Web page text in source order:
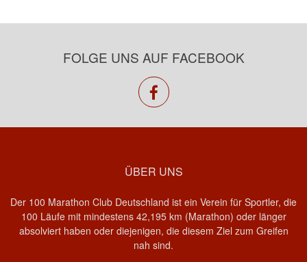
FOLGE UNS AUF FACEBOOK
facebook
ÜBER UNS
Der 100 Marathon Club Deutschland ist ein Verein für Sportler, die
100 Läufe mit mindestens 42,195 km (Marathon) oder länger
absolviert haben oder diejenigen, die diesem Ziel zum Greifen
nah sind.